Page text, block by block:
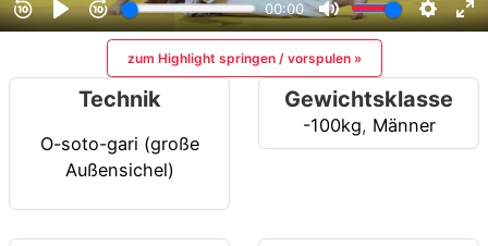
zum Highlight springen / vorspulen »
Technik
O-soto-gari (große
Außensichel)
Gewichtsklasse
-100kg, Männer